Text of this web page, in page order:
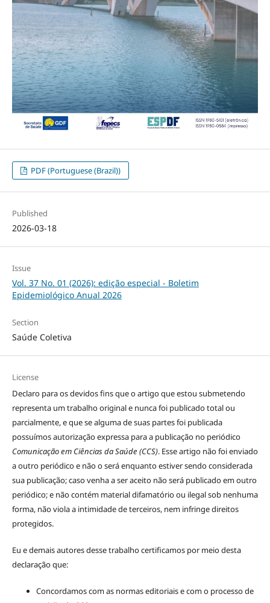
PDF (Portuguese (Brazil))
Published
2026-03-18
Issue
Vol. 37 No. 01 (2026): edição especial - Boletim
Epidemiológico Anual 2026
Section
Saúde Coletiva
License
Declaro para os devidos fins que o artigo que estou submetendo
representa um trabalho original e nunca foi publicado total ou
parcialmente, e que se alguma de suas partes foi publicada
possuímos autorização expressa para a publicação no periódico
Comunicação em Ciências da Saúde (CCS). Esse artigo não foi enviado
a outro periódico e não o será enquanto estiver sendo considerada
sua publicação; caso venha a ser aceito não será publicado em outro
periódico; e não contém material difamatório ou ilegal sob nenhuma
forma, não viola a intimidade de terceiros, nem infringe direitos
protegidos.
Eu e demais autores desse trabalho certificamos por meio desta
declaração que:
Concordamos com as normas editoriais e com o processo de